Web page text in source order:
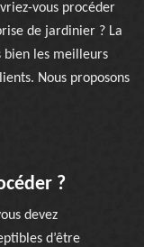
vous procéder
de jardinier ? La
bien les meilleurs
Nous proposons
?
devez
d’être